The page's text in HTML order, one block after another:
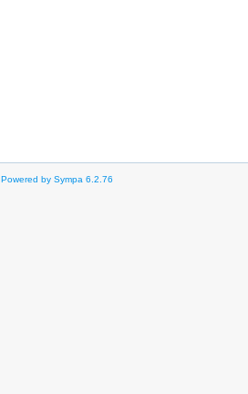
Powered by Sympa 6.2.76